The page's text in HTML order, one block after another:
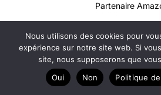
Partenaire
Contact
Plan du site
Mentions légales
Politique de
Nous utilisons des cookies pour
expérience sur notre site web. Si
site, nous supposerons que
Oui
Non Politique